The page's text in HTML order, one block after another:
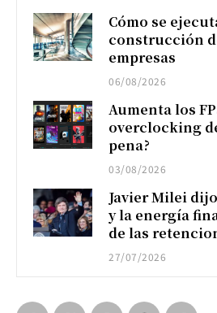
Cómo se
construcción
empresas
06/08/2026
Aumenta los
overclocking
pena?
03/08/2026
Javier Milei
y la energía
de las
27/07/2026